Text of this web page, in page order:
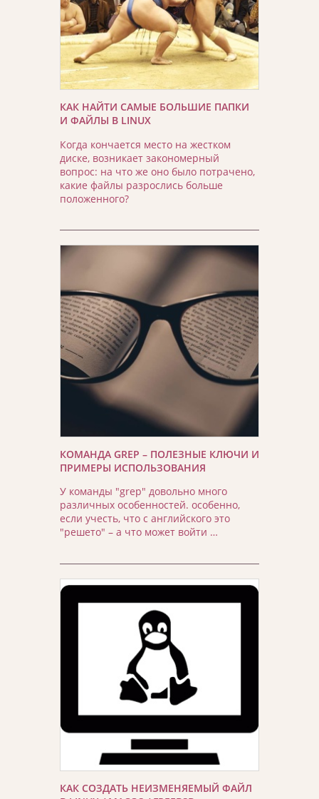
КАК НАЙТИ САМЫЕ БОЛЬШИЕ ПАПКИ
И ФАЙЛЫ В LINUX
Когда кончается место на жестком
диске, возникает закономерный
вопрос: на что же оно было потрачено,
какие файлы разрослись больше
положенного?
КОМАНДА GREP – ПОЛЕЗНЫЕ КЛЮЧИ И
ПРИМЕРЫ ИСПОЛЬЗОВАНИЯ
У команды "grep" довольно много
различных особенностей. особенно,
если учесть, что с английского это
"решето" – а что может войти …
КАК СОЗДАТЬ НЕИЗМЕНЯЕМЫЙ ФАЙЛ